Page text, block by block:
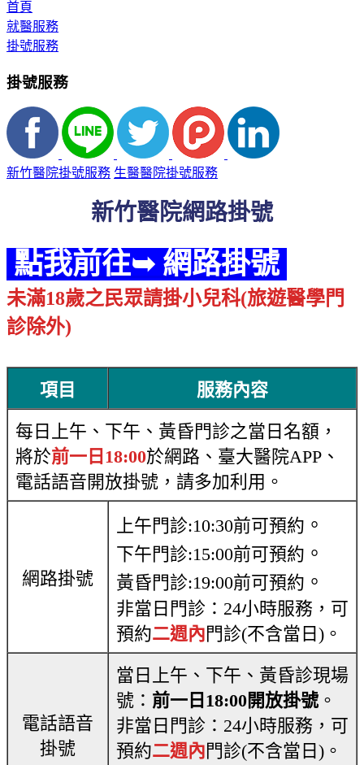
首頁
就醫服務
掛號服務
掛號服務
新竹醫院掛號服務 生醫醫院掛號服務
新竹醫院網路掛號
點我前往➥ 網路掛號
未滿18歲之民眾請掛小兒科(旅遊醫學門
診除外)
項目 服務內容
每日上午 、 下午 、 黃昏門診之當日名額，
將於前一日18:00於網路、臺大醫院APP、
電話語音開放掛號，請多加利用。
網路掛號
上午門診:10:30前可預約 。
下午門診:15:00前可預約 。
黃昏門診:19:00前可預約 。
非當日門診：24小時服務，可
預約二週內門診(不含當日)。
電話語音
掛號
當日上午、下午、黃昏診現場
號： 前一日18:00開放掛號 。
非當日門診：24小時服務，可
預約二週內門診(不含當日)。